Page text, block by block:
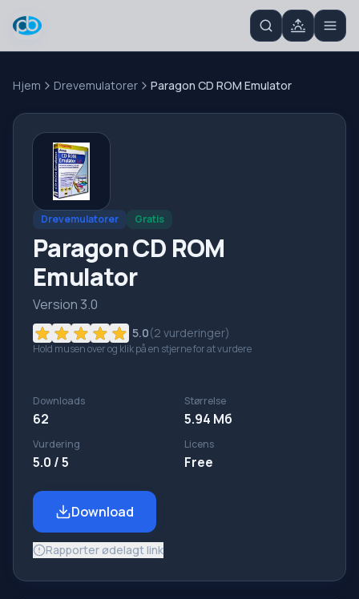
Hjem Drevemulatorer Paragon CD ROM Emulator
Drevemulatorer Gratis
Paragon CD ROM
Emulator
Version 3.0
5.0(2 vurderinger)
Hold musen over og klik på en stjerne for at vurdere
Downloads
62
Størrelse
5.94 Мб
Vurdering
5.0 / 5
Licens
Free
Download
Rapporter ødelagt link